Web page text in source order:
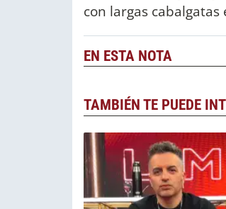
con largas
EN ESTA NOTA
TAMBIÉN TE PUEDE